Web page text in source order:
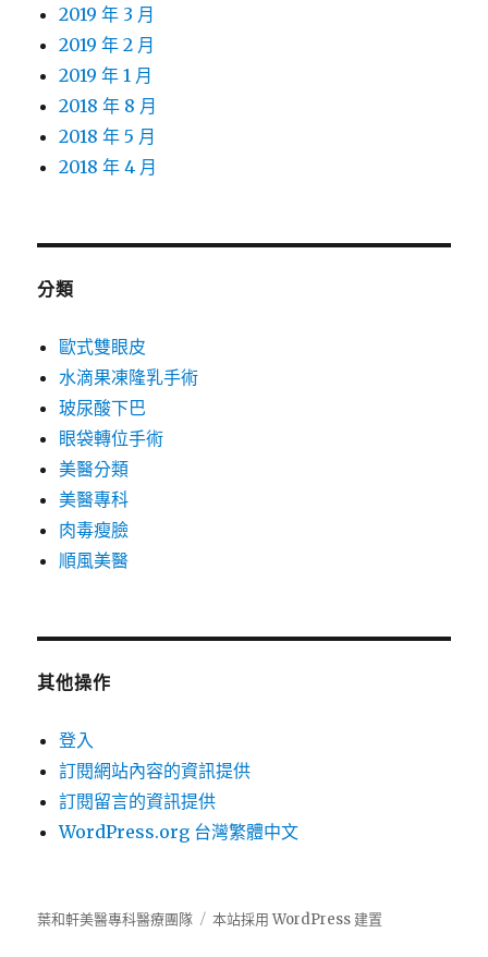
2019 年 3 月
2019 年 2 月
2019 年 1 月
2018 年 8 月
2018 年 5 月
2018 年 4 月
分類
歐式雙眼皮
水滴果凍隆乳手術
玻尿酸下巴
眼袋轉位手術
美醫分類
美醫專科
肉毒瘦臉
順風美醫
其他操作
登入
訂閱網站內容的資訊提供
訂閱留言的資訊提供
WordPress.org 台灣繁體中文
葉和軒美醫專科醫療團隊 本站採用 WordPress 建置